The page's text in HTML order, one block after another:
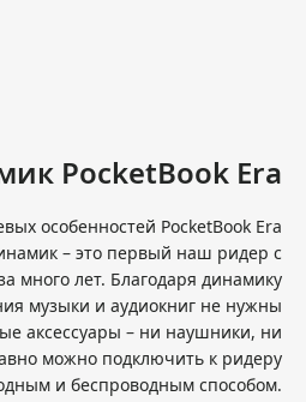
PocketBook Era
особенностей PocketBook Era
– это первый наш ридер с
много лет. Благодаря динамику
музыки и аудиокниг не нужны
аксессуары – ни наушники, ни
можно подключить к ридеру
и беспроводным способом.